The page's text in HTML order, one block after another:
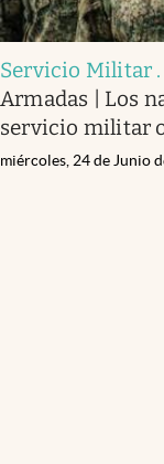
Servicio Militar .
Armadas | Los
servicio militar
miércoles, 24 de Junio